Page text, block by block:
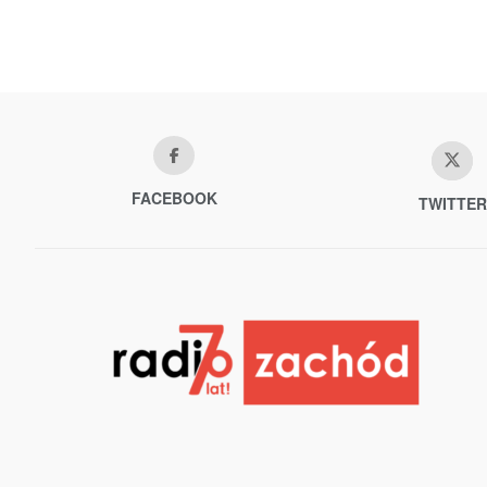
FACEBOOK TWITTER